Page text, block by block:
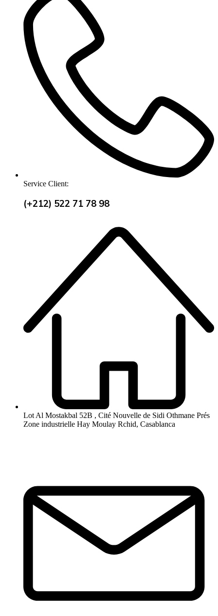
Service Client:
(+212) 522 71 78 98
Lot Al Mostakbal 52B , Cité Nouvelle de Sidi Othmane Prés
Zone industrielle Hay Moulay Rchid, Casablanca